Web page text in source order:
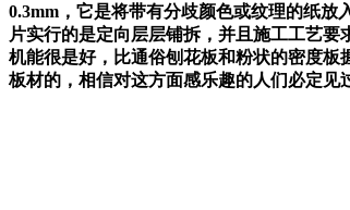
0.3mm，它是将带有分歧颜色或纹理的纸
片实行的是定向层层铺拆，并且施工工艺
机能很是好，比通俗刨花板和粉状的密度
板材的，相信对这方面感乐趣的人们必定见